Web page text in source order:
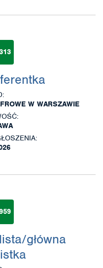
W WARSZAWIE
główna